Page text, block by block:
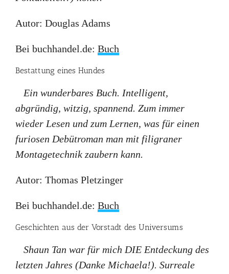
Autor: Douglas Adams
Bei buchhandel.de: Buch
Bestattung eines Hundes
Ein wunderbares Buch. Intelligent,
abgründig, witzig, spannend. Zum immer
wieder Lesen und zum Lernen, was für einen
furiosen Debütroman man mit filigraner
Montagetechnik zaubern kann.
Autor: Thomas Pletzinger
Bei buchhandel.de: Buch
Geschichten aus der Vorstadt des Universums
Shaun Tan war für mich DIE Entdeckung des
letzten Jahres (Danke Michaela!). Surreale